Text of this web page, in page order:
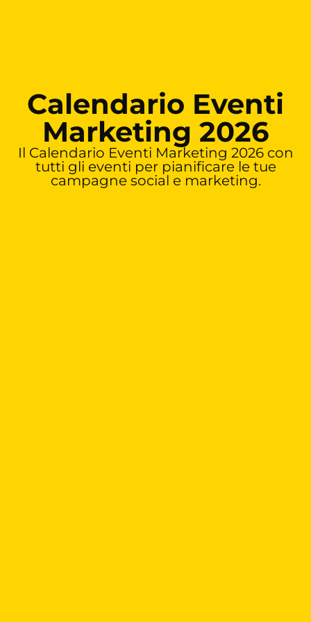
Calendario Eventi
Marketing 2026
Il Calendario Eventi Marketing 2026 con
tutti gli eventi per pianificare le tue
campagne social e marketing.